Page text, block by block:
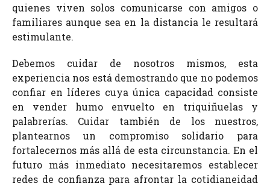
quienes viven solos comunicarse con amigos o
familiares aunque sea en la distancia le resultará
estimulante.
Debemos cuidar de nosotros mismos, esta
experiencia nos está demostrando que no podemos
confiar en líderes cuya única capacidad consiste
en vender humo envuelto en triquiñuelas y
palabrerías. Cuidar también de los nuestros,
plantearnos un compromiso solidario para
fortalecernos más allá de esta circunstancia. En el
futuro más inmediato necesitaremos establecer
redes de confianza para afrontar la cotidianeidad